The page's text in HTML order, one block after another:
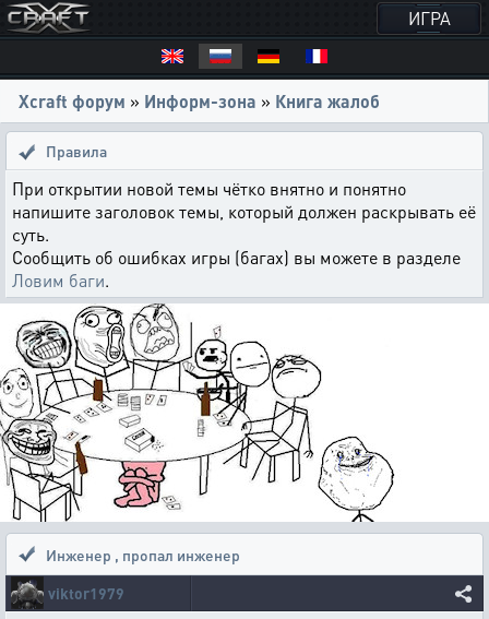
ИГРА
Xcraft форум » Информ-зона » Книга жалоб
Правила
При открытии новой темы чётко внятно и понятно
напишите заголовок темы, который должен раскрывать её
суть.
Сообщить об ошибках игры (багах) вы можете в разделе
Ловим баги.
Инженер , пропал инженер
viktor1979